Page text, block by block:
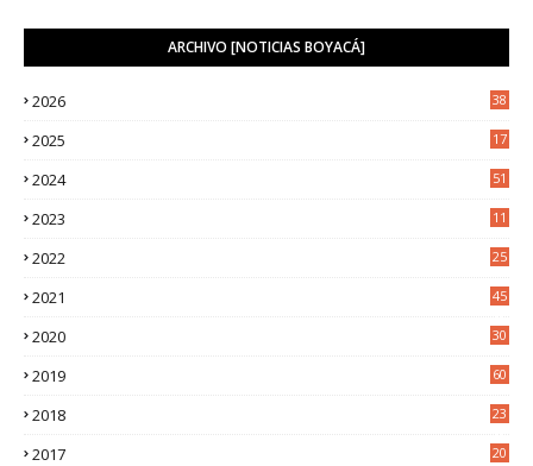
ARCHIVO [NOTICIAS BOYACÁ]
2026 38
2025
17
2024 51
2023
11
2022
25
2021
45
2020
30
2019 60
2018
23
2017
20